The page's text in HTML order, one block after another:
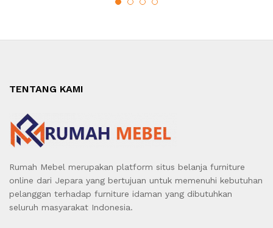
TENTANG KAMI
Rumah Mebel merupakan platform situs belanja furniture
online dari Jepara yang bertujuan untuk memenuhi kebutuhan
pelanggan terhadap furniture idaman yang dibutuhkan
seluruh masyarakat Indonesia.